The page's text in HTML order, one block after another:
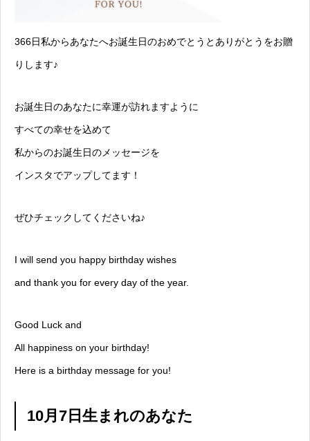
366日私からあなたへお誕生日のおめでとうとありがとうをお贈
りします♪
お誕生日のあなたに幸運が訪れますように
すべての幸せを込めて
私からのお誕生日のメッセージを
インスタでアップしてます！
ぜひチェックしてくださいね♪
I will send you happy birthday wishes
and thank you for every day of the year.
Good Luck and
All happiness on your birthday!
Here is a birthday message for you!
10月7日生まれのあなた